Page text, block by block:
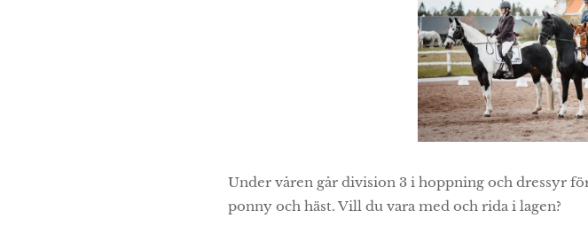
Under våren går division 3 i hoppning och dressyr
ponny och häst. Vill du vara med och rida i lagen?